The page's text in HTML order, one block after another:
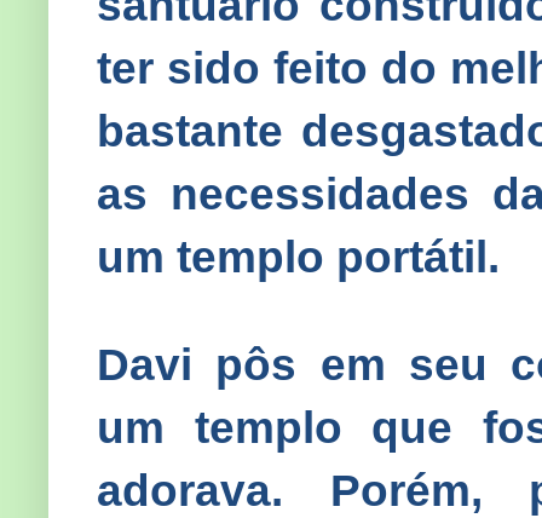
ter sido feito do
bastante
as necessidades
um templo portátil.
Davi pôs em seu
um templo que
adorava.